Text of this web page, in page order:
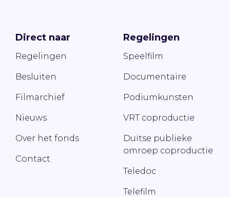
Direct naar
Regelingen
Besluiten
Filmarchief
Nieuws
Over het fonds
Contact
Regelingen
Speelfilm
Documentaire
Podiumkunsten
VRT coproductie
Duitse publieke
omroep coproductie
Teledoc
Telefilm